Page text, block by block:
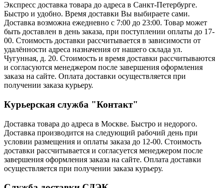
Экспресс доставка товара до адреса в Санкт-Петербурге.
Быстро и удобно. Время доставки Вы выбираете сами.
Доставка возможна ежедневно с 7:00 до 23:00. Товар может
быть доставлен в день заказа, при поступлении оплаты до 17-
00. Стоимость доставки рассчитывается в зависимости от
удалённости адреса назначения от нашего склада ул.
Чугунная, д. 20. Стоимость и время доставки рассчитываются
и согласуются менеджером после завершения оформления
заказа на сайте. Оплата доставки осуществляется при
получении заказа курьеру.
Курьерская служба "Контакт"
Доставка товара до адреса в Москве. Быстро и недорого.
Доставка производится на следующий рабочий день при
условии размещения и оплаты заказа до 12-00. Стоимость
доставки рассчитывается и согласуется менеджером после
завершения оформления заказа на сайте. Оплата доставки
осуществляется при получении заказа курьеру.